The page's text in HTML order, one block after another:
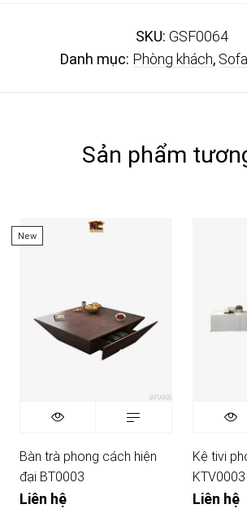
SKU: GSF0064
Danh mục: Phòng khách, Sofa
Sản phẩm
New
Bàn trà phong cách hiện
đại BT0003
Liên hệ
Kệ tivi
KTV0003
Liên hệ